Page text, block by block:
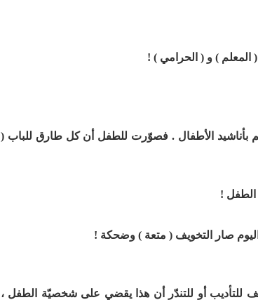
المعلم ) و ( الحرامي ) !
بأناشيد الأطفال . فصوّرت للطفل أن كل طارق للباب (
الطفل !
صار التخويف ( متعة ) وضحكة !
للتأديب أو للتندّر أن هذا يقضي على شخصيّة الطفل ،